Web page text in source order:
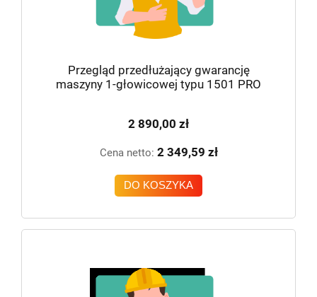
Przegląd przedłużający gwarancję
maszyny 1-głowicowej typu 1501 PRO
2 890,00 zł
Cena netto: 2 349,59 zł
DO KOSZYKA